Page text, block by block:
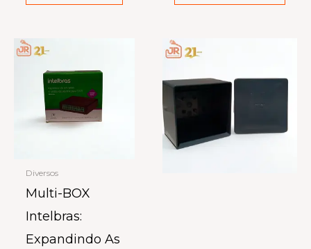
Diversos
Multi-BOX
Intelbras:
Expandindo As